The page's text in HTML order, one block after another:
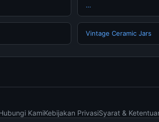
…
Vintage Ceramic Jars
KamiKebijakan PrivasiSyarat &